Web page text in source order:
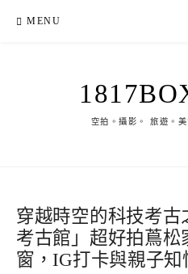
MENU
空拍。攝影。 旅遊。
穿越時空的科技考古
考古館」超好拍蔦松
窗，IG打卡與親子